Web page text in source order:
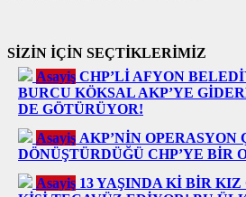
SİZİN İÇİN SEÇTİKLERİMİZ
Asayiş CHP’Lİ AFYON
BURCU KÖKSAL AKP’YE
DE GÖTÜRÜYOR!
Asayiş AKP’NİN OPERASYON
DÖNÜŞTÜRDÜĞÜ CHP’YE BİR
Asayiş 13 YAŞINDA Kİ BİR KIZ